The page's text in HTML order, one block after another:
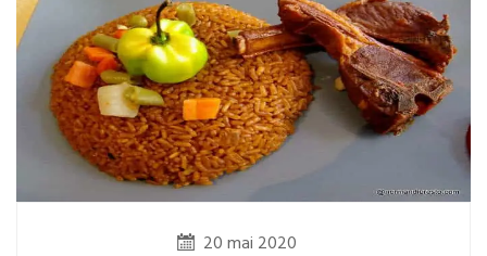
20 mai 2020